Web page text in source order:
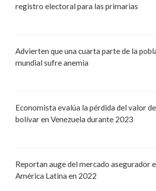
registro electoral para las primarias
Advierten que una cuarta parte de la
mundial sufre anemia
Economista evalúa la pérdida del valor
bolívar en Venezuela durante 2023
Reportan auge del mercado asegurador
América Latina en 2022